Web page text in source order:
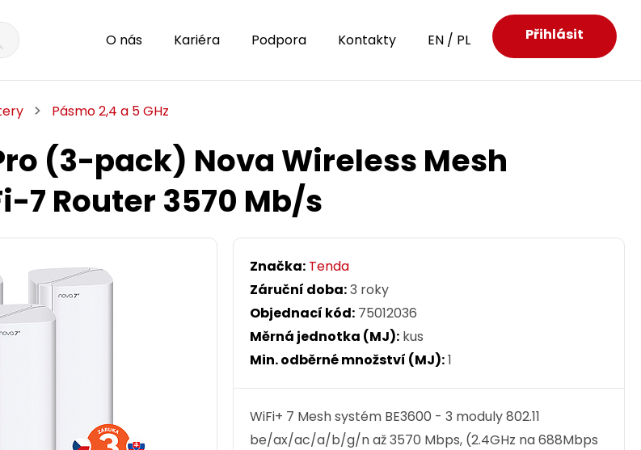
O nás Kariéra Podpora Kontakty EN / PL Přihlásit
Pásmo 2,4 a 5 GHz
(3-pack) Nova Wireless Mesh
7 Router 3570 Mb/s
Značka: Tenda
Záruční doba:3 roky
Objednací kód: 75012036
Měrná jednotka (MJ): kus
Min. odběrné množství (MJ):1
WiFi+ 7 Mesh systém BE3600 - 3 moduly 802.11
be/ax/ac/a/b/g/n až 3570 Mbps, (2.4GHz na 688Mbps